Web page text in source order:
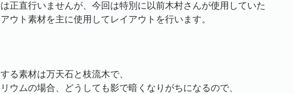
正直行いませんが、今回は特別に以前木村さんが使用していた
ウト素材を主に使用してレイアウトを行います。
る素材は万天石と枝流木で、
ウムの場合、どうしても影で暗くなりがちになるので、